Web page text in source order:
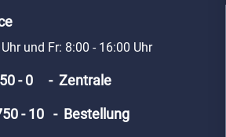
und Fr: 8:00 - 16:00 Uhr
- 0 - Zentrale
- 10 - Bestellung